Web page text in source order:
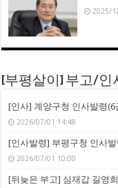
2025/
[부평살이] 부고/인
[인사] 계양구청 인사발령
2026/07/01 14:48
[인사발령] 부평구청 인사
2026/07/01 10:00
[뒤늦은 부고] 심재갑 길영